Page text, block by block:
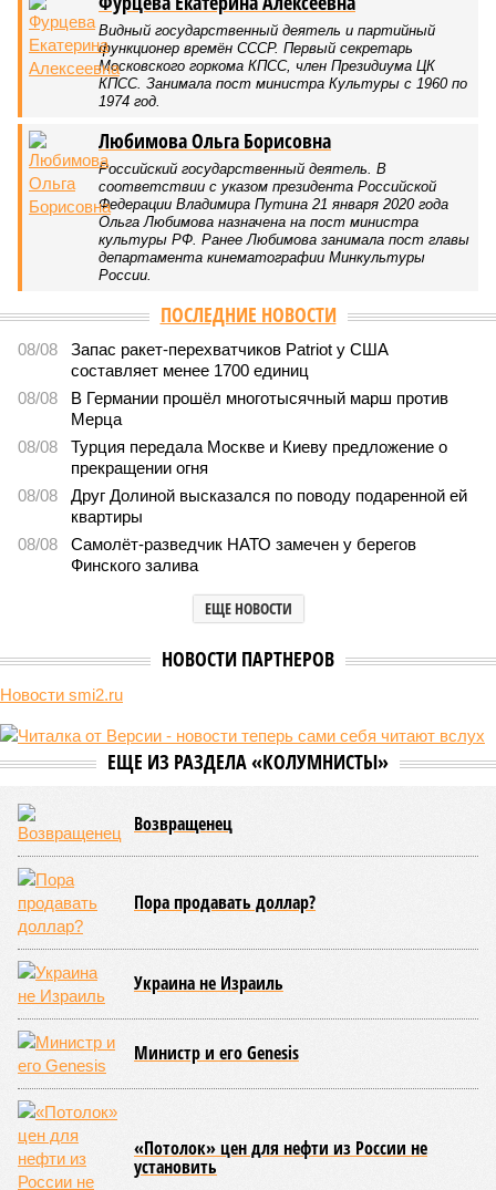
В нескольких станциях от уже сданного «Сказочного
леса» пайщики ЖК «Станция Л» продолжают ждать от
компании Capital Group начала реальной достройки
«Станция ожидания» для дольщиков
В нескольких станциях от уже сданного «Сказочного леса» пайщики ЖК
«Станция Л» продолжают ждать от компании Capital Group начала
Пока в Ярославском районе СВАО дольщики «Сказочного леса»
уже получают ключи – в мае 2026 года были получены
заключение о соответствии проектной документации и
разрешение на ввод жилищного комплекса в эксплуатацию –
совсем недалеко, в паре станций метро южнее, на Люблинской
улице, картина, можно сказать, прямо противоположная.
Сюжет:Недвижимость
банкрот Seven Suns Development, та же
за прошедшие два года результатов, по словам дольщиков,
порталов, первую очередь ЖК строители обещают сдать к
декабрю 2026 г., вторую – к марту 2028-го. Но никто при
этом из кураторов стройки не задается вопросом: как эти
сроки должны материализоваться? На строительной
бывающих у забора, какая-либо техника отсутствует. Ни
бетононасосов, ни работающих кранов, ни признаков
мобилизации подрядчиков. При том, что до «декабря 2026»
осталось менее полугода.
Если в «Сказочном лесу» техзаказчик публично
отчитывался о поэтапной готовности – 90%, затем 97%, с
конкретными инженерными работами (усиление
монолитных конструкций, устранение проектных ошибок) –
то по «Станции Л» подобной публичной отчётности
дольщики не видят. Ни Capital Group, ни кураторы
строительства не подтверждают ни соблюдения графика
строительства, ни объёма фактически выполненных работ.
Напрашивается закономерный вопрос: если
декларируемая «Capital Group модель (достраивать